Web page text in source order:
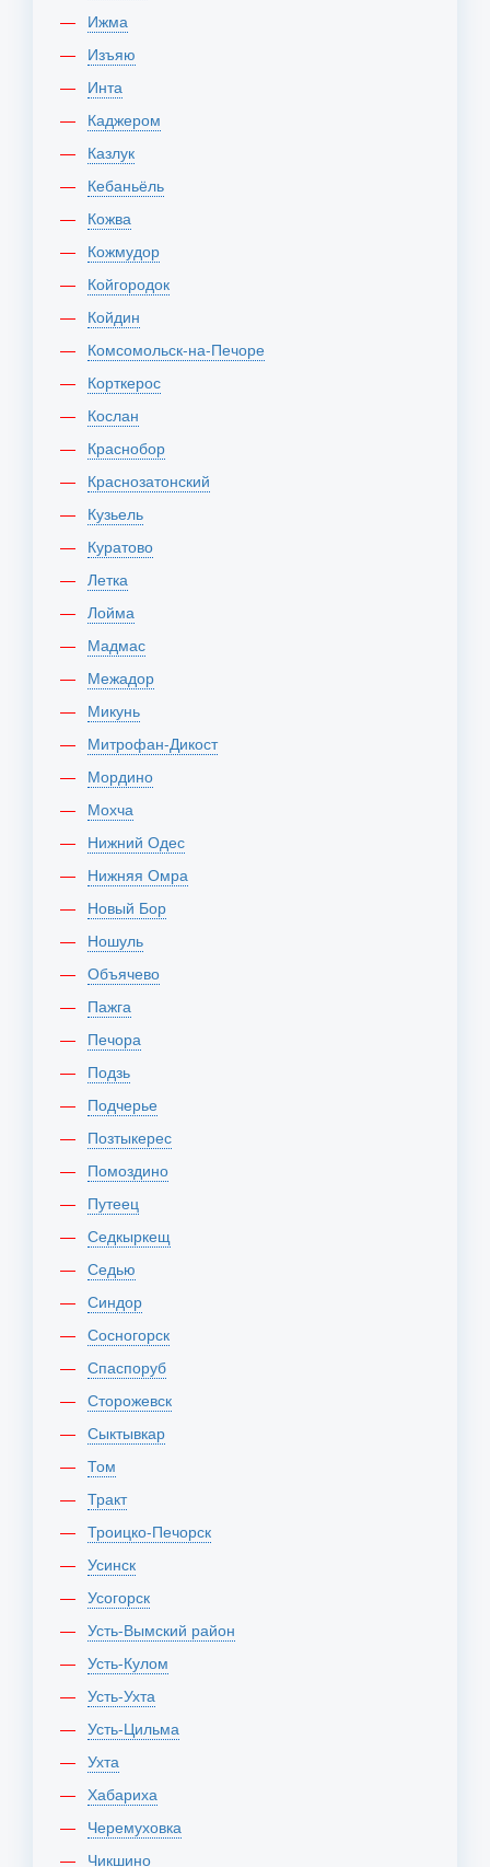
Ижма
Изъяю
Инта
Каджером
Казлук
Кебаньёль
Кожва
Кожмудор
Койгородок
Койдин
Комсомольск-на-Печоре
Корткерос
Кослан
Краснобор
Краснозатонский
Кузьель
Куратово
Летка
Лойма
Мадмас
Межадор
Микунь
Митрофан-Дикост
Мордино
Мохча
Нижний Одес
Нижняя Омра
Новый Бор
Ношуль
Объячево
Пажга
Печора
Подзь
Подчерье
Позтыкерес
Помоздино
Путеец
Седкыркещ
Седью
Синдор
Сосногорск
Спаспоруб
Сторожевск
Сыктывкар
Том
Тракт
Троицко-Печорск
Усинск
Усогорск
Усть-Вымский район
Усть-Кулом
Усть-Ухта
Усть-Цильма
Ухта
Хабариха
Черемуховка
Чикшино